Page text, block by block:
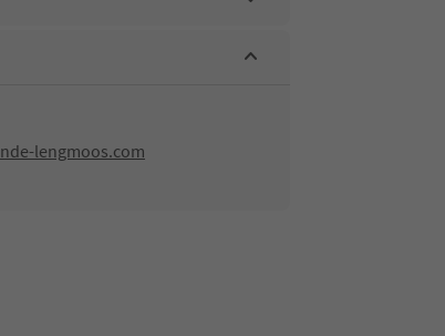
lengmoos.com